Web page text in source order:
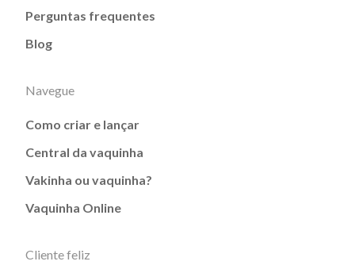
Perguntas frequentes
Blog
Navegue
Como criar e lançar
Central da vaquinha
Vakinha ou vaquinha?
Vaquinha Online
Cliente feliz